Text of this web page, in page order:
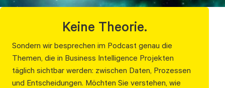
Keine Theorie.
Sondern wir besprechen im Podcast genau die
Themen, die in Business Intelligence Projekten
täglich sichtbar werden: zwischen Daten, Prozessen
und Entscheidungen. Möchten Sie verstehen, wie